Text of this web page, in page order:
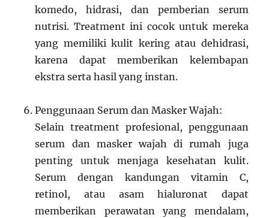
komedo, hidrasi, dan pemberian serum
nutrisi. Treatment ini cocok untuk mereka
yang memiliki kulit kering atau dehidrasi,
karena dapat memberikan kelembapan
ekstra serta hasil yang instan.
Penggunaan Serum dan Masker Wajah:
Selain treatment profesional, penggunaan
serum dan masker wajah di rumah juga
penting untuk menjaga kesehatan kulit.
Serum dengan kandungan vitamin C,
retinol, atau asam hialuronat dapat
memberikan perawatan yang mendalam,